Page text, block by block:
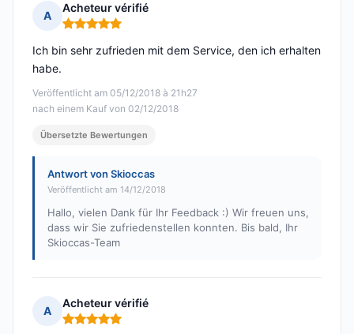
A
Acheteur vérifié
Hinweis: 5 von 5
Veröffentlicht am 05/12/2018 à 21h27
nach einem Kauf von 02/12/2018
Ich bin sehr zufrieden mit dem Service, den ich erhalten
habe.
Übersetzte Bewertungen
Antwort von Skioccas
Veröffentlicht am 14/12/2018
Hallo, vielen Dank für Ihr Feedback :) Wir freuen uns,
dass wir Sie zufriedenstellen konnten. Bis bald, Ihr
Skioccas-Team
A
Acheteur vérifié
Hinweis: 5 von 5